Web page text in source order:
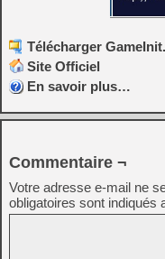
Télécharger
Site Officiel
En savoir plus…
Commentaire ¬
Votre adresse e-mail ne
obligatoires sont indiqués